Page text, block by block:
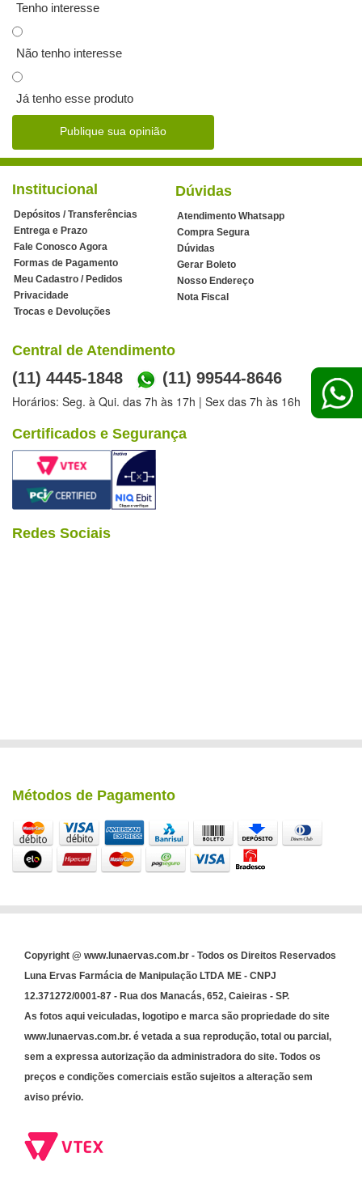
Tenho interesse
Não tenho interesse
Já tenho esse produto
Publique sua opinião
Institucional
Depósitos / Transferências
Entrega e Prazo
Fale Conosco Agora
Formas de Pagamento
Meu Cadastro / Pedidos
Privacidade
Trocas e Devoluções
Dúvidas
Atendimento Whatsapp
Compra Segura
Dúvidas
Gerar Boleto
Nosso Endereço
Nota Fiscal
Central de Atendimento
(11) 4445-1848 (11) 99544-8646
Horários: Seg. à Qui. das 7h às 17h | Sex das 7h às 16h
Certificados e Segurança
Redes Sociais
Métodos de Pagamento
Copyright @ www.lunaervas.com.br - Todos os Direitos Reservados
Luna Ervas Farmácia de Manipulação LTDA ME - CNPJ
12.371272/0001-87 - Rua dos Manacás, 652, Caieiras - SP.
As fotos aqui veiculadas, logotipo e marca são propriedade do site
www.lunaervas.com.br. é vetada a sua reprodução, total ou parcial,
sem a expressa autorização da administradora do site. Todos os
preços e condições comerciais estão sujeitos a alteração sem
aviso prévio.